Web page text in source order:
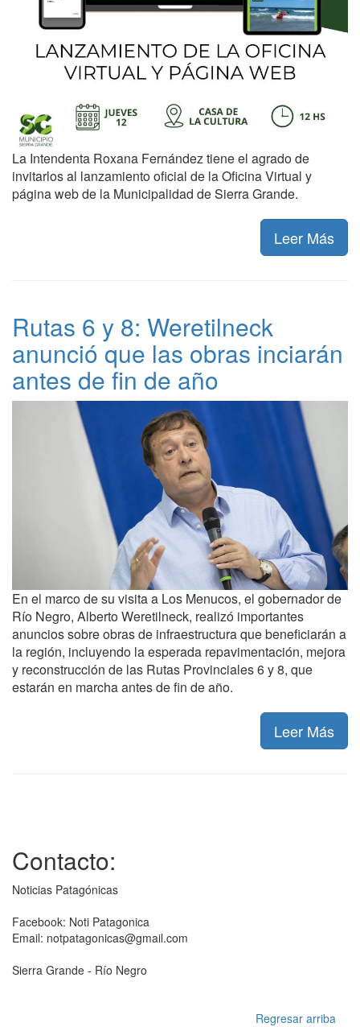
La Intendenta Roxana Fernández tiene el agrado de
invitarlos al lanzamiento oficial de la Oficina Virtual y
página web de la Municipalidad de Sierra Grande.
Leer Más
Rutas 6 y 8: Weretilneck
anunció que las obras inciarán
antes de fin de año
En el marco de su visita a Los Menucos, el gobernador de
Río Negro, Alberto Weretilneck, realizó importantes
anuncios sobre obras de infraestructura que beneficiarán a
la región, incluyendo la esperada repavimentación, mejora
y reconstrucción de las Rutas Provinciales 6 y 8, que
estarán en marcha antes de fin de año.
Leer Más
Contacto:
Noticias Patagónicas
Facebook: Noti Patagonica
Email: notpatagonicas@gmail.com
Sierra Grande - Río Negro
Regresar arriba